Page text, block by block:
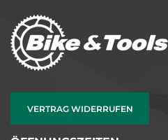
VERTRAG WIDERRUFEN